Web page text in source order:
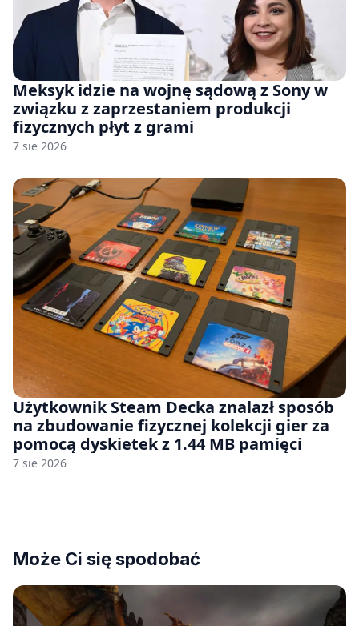
Meksyk idzie na wojnę sądową z Sony w
związku z zaprzestaniem produkcji
fizycznych płyt z grami
7 sie 2026
Użytkownik Steam Decka znalazł sposób
na zbudowanie fizycznej kolekcji gier za
pomocą dyskietek z 1.44 MB pamięci
7 sie 2026
Może Ci się spodobać